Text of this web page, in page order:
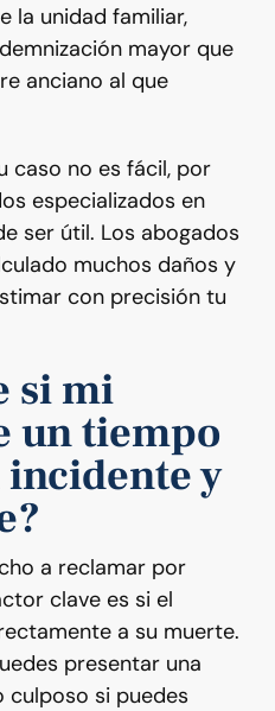
la unidad familiar,
mayor que
anciano al que
caso no es fácil, por
especializados en
ser útil. Los abogados
muchos daños y
con precisión tu
si mi
un tiempo
incidente y
a reclamar por
clave es si el
a su muerte.
presentar una
si puedes